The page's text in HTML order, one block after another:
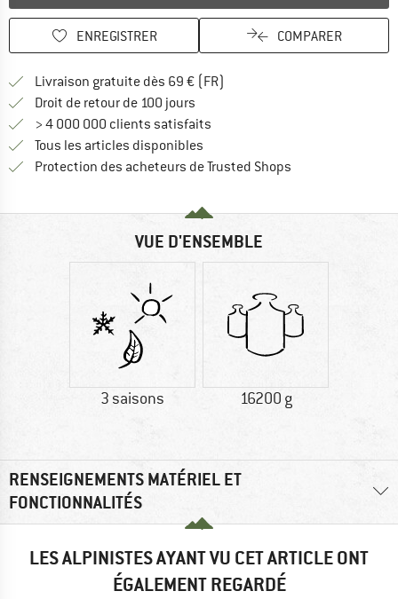
ENREGISTRER COMPARER
Livraison gratuite dès 69 € (FR)
Droit de retour de 100 jours
> 4 000 000 clients satisfaits
Tous les articles disponibles
Protection des acheteurs de Trusted Shops
VUE D'ENSEMBLE
3 saisons 16200 g
RENSEIGNEMENTS MATÉRIEL ET
FONCTIONNALITÉS
LES ALPINISTES AYANT VU CET ARTICLE ONT
ÉGALEMENT REGARDÉ